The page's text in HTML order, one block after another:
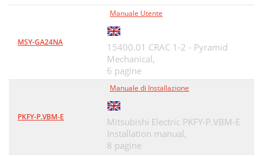
MSY-GA24NA
Manuale Utente
15400.01 CRAC 1-2 - Pyramid
Mechanical,
6 pagine
PKFY-P.VBM-E
Manuale di Installazione
Mitsubishi Electric PKFY-P.VBM-E
Installation manual,
8 pagine